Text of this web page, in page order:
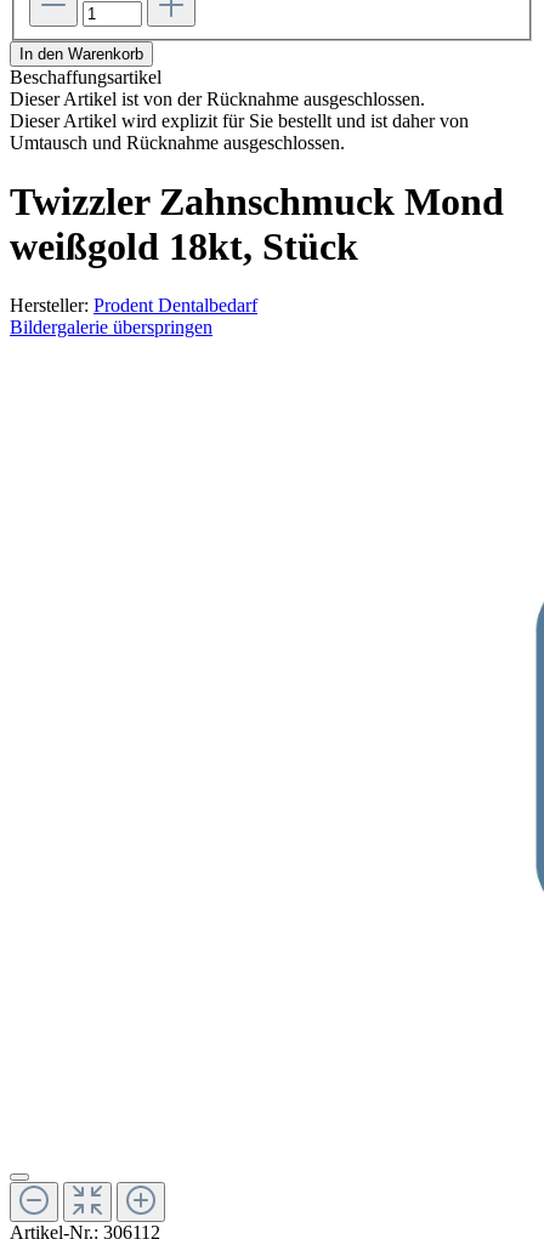
In den Warenkorb
Beschaffungsartikel
Dieser Artikel ist von der Rücknahme ausgeschlossen.
Dieser Artikel wird explizit für Sie bestellt und ist daher von
Umtausch und Rücknahme ausgeschlossen.
Twizzler Zahnschmuck Mond
weißgold 18kt, Stück
Hersteller: Prodent Dentalbedarf
Bildergalerie überspringen
Artikel-Nr.: 306112